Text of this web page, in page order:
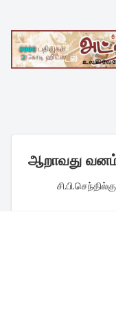
content
ஆறாவது